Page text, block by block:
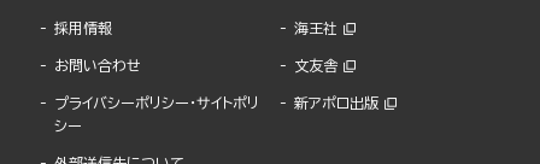
採用情報
お問い合わせ
プライバシーポリシー・サイトポリ
シー
海王社
文友舎
新アポロ出版